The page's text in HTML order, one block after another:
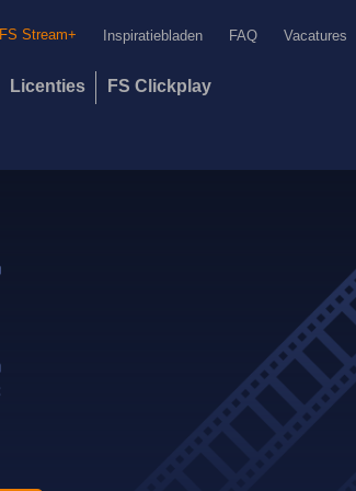
Licenties FS Clickplay
FS Stream+ Inspiratiebladen FAQ Vacatures